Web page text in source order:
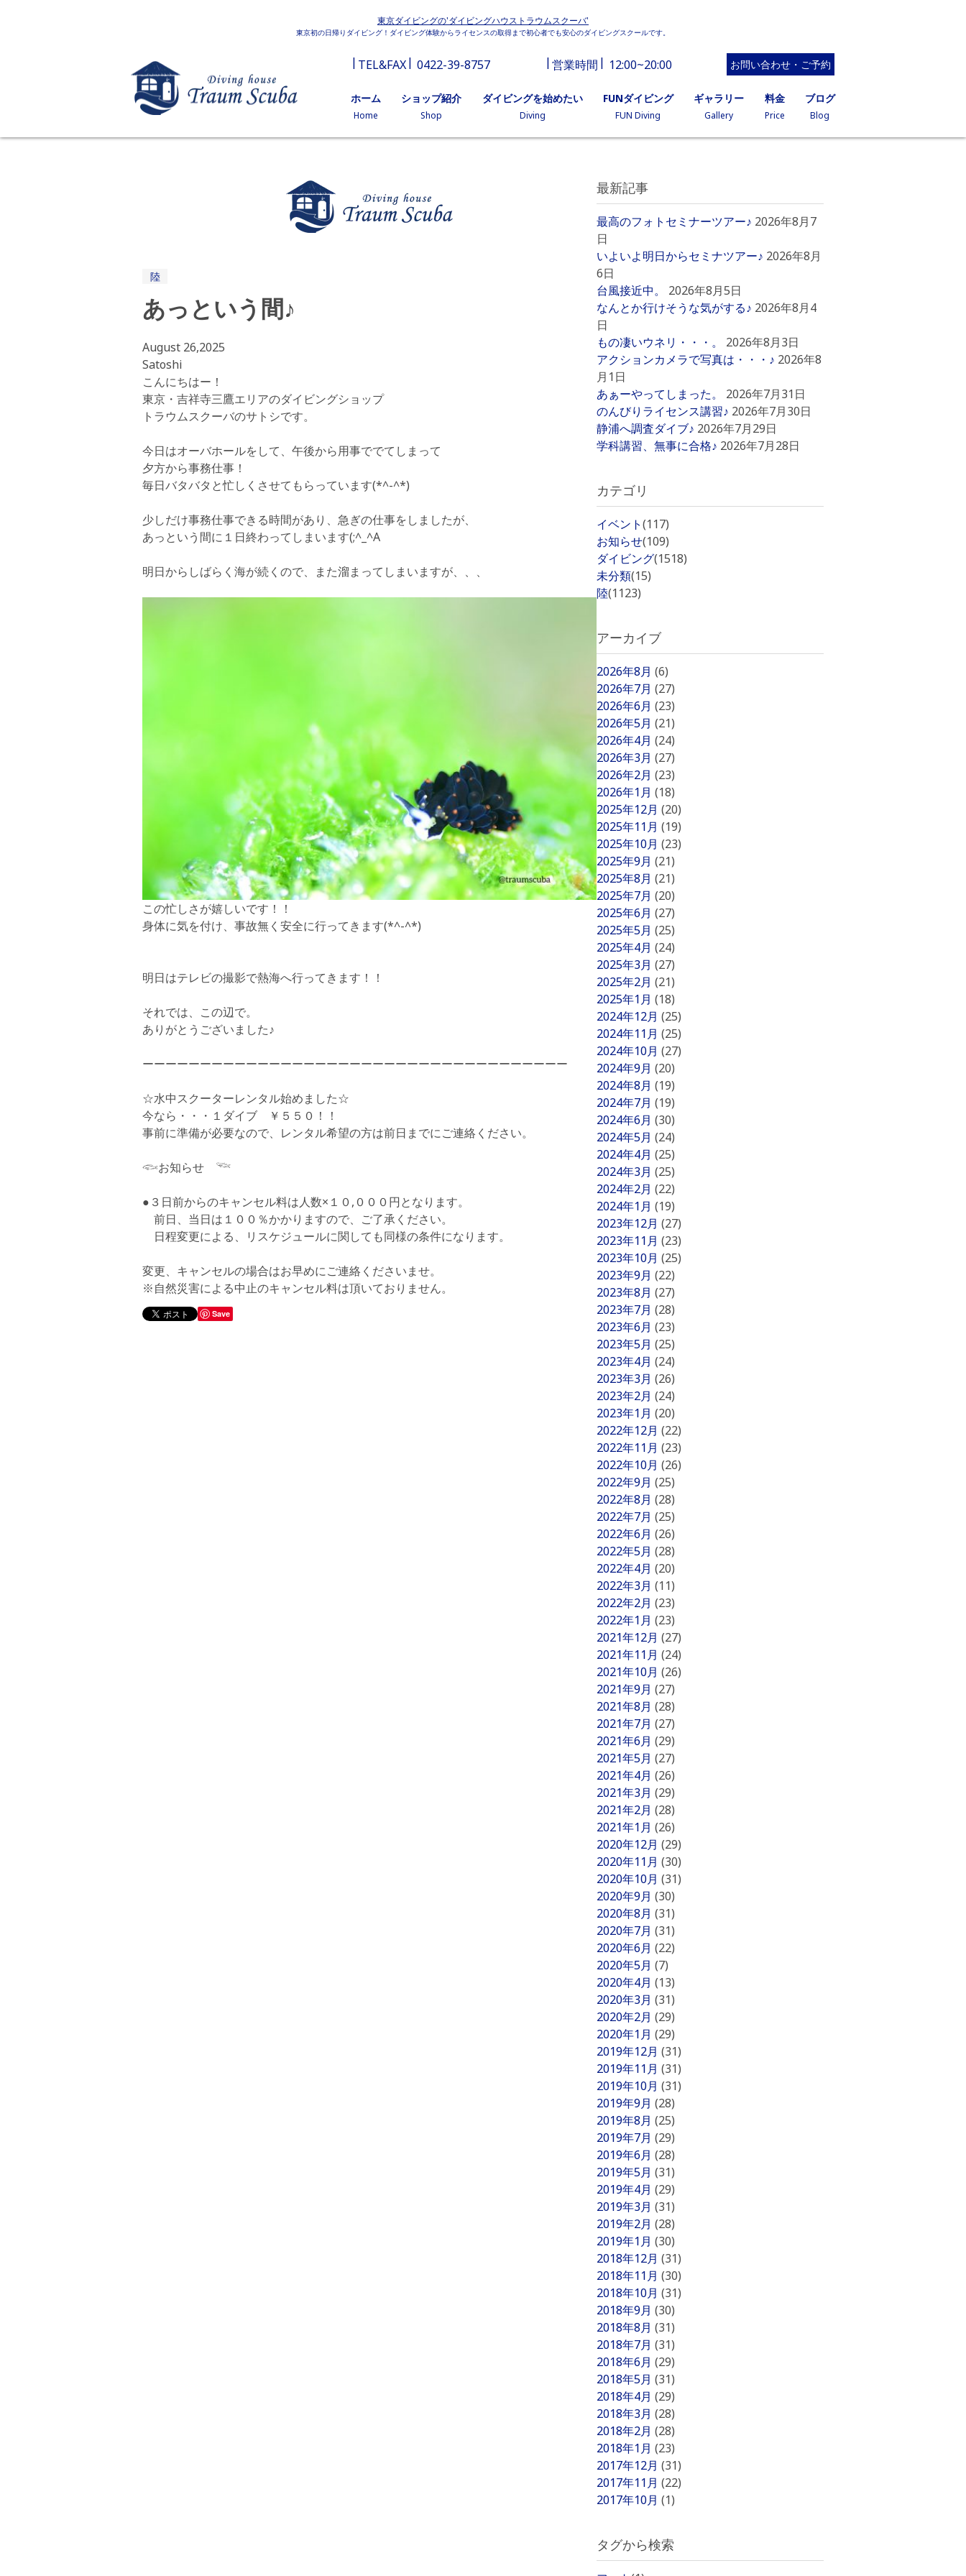
東京ダイビングの'ダイビングハウストラウムスクーバ'
東京初の日帰りダイビング！ダイビング体験からライセンスの取得まで初心者でも安心のダイビングスクールです。
TEL&FAX 0422-39-8757 営業時間 12:00~20:00 お問い合わせ・ご予約
ホーム
Home
ショップ紹介
Shop
ダイビングを始めたい
Diving
FUNダイビング
FUN Diving
ギャラリー
Gallery
料金
Price
ブログ
Blog
陸
あっという間♪
August 26,2025
Satoshi
こんにちはー！
東京・吉祥寺三鷹エリアのダイビングショップ
トラウムスクーバのサトシです。
今日はオーバホールをして、午後から用事ででてしまって
夕方から事務仕事！
毎日バタバタと忙しくさせてもらっています(*^-^*)
少しだけ事務仕事できる時間があり、急ぎの仕事をしましたが、
あっという間に１日終わってしまいます(;^_^A
明日からしばらく海が続くので、また溜まってしまいますが、、、
この忙しさが嬉しいです！！
身体に気を付け、事故無く安全に行ってきます(*^-^*)
明日はテレビの撮影で熱海へ行ってきます！！
それでは、この辺で。
ありがとうございました♪
ーーーーーーーーーーーーーーーーーーーーーーーーーーーーーーーーーーーーー
☆水中スクーターレンタル始めました☆
今なら・・・１ダイブ ￥５５０！！
事前に準備が必要なので、レンタル希望の方は前日までにご連絡ください。
𓆟お知らせ 𓆝
●３日前からのキャンセル料は人数×１０,０００円となります。
前日、当日は１００％かかりますので、ご了承ください。
日程変更による、リスケジュールに関しても同様の条件になります。
変更、キャンセルの場合はお早めにご連絡くださいませ。
※自然災害による中止のキャンセル料は頂いておりません。
Save
最新記事
最高のフォトセミナーツアー♪ 2026年8月7
日
いよいよ明日からセミナツアー♪ 2026年8月
6日
台風接近中。
2026年8月5日
なんとか行けそうな気がする♪ 2026年8月4
日
もの凄いウネリ・・・。
2026年8月3日
アクションカメラで写真は・・・♪ 2026年8
月1日
あぁーやってしまった。
2026年7月31日
のんびりライセンス講習♪ 2026年7月30日
静浦へ調査ダイブ♪ 2026年7月29日
学科講習、無事に合格♪ 2026年7月28日
カテゴリ
イベント(117)
お知らせ(109)
ダイビング(1518)
未分類(15)
陸(1123)
アーカイブ
2026年8月 (6)
2026年7月 (27)
2026年6月 (23)
2026年5月 (21)
2026年4月 (24)
2026年3月 (27)
2026年2月 (23)
2026年1月 (18)
2025年12月 (20)
2025年11月 (19)
2025年10月 (23)
2025年9月 (21)
2025年8月 (21)
2025年7月 (20)
2025年6月 (27)
2025年5月 (25)
2025年4月 (24)
2025年3月 (27)
2025年2月 (21)
2025年1月 (18)
2024年12月 (25)
2024年11月 (25)
2024年10月 (27)
2024年9月 (20)
2024年8月 (19)
2024年7月 (19)
2024年6月 (30)
2024年5月 (24)
2024年4月 (25)
2024年3月 (25)
2024年2月 (22)
2024年1月 (19)
2023年12月 (27)
2023年11月 (23)
2023年10月 (25)
2023年9月 (22)
2023年8月 (27)
2023年7月 (28)
2023年6月 (23)
2023年5月 (25)
2023年4月 (24)
2023年3月 (26)
2023年2月 (24)
2023年1月 (20)
2022年12月 (22)
2022年11月 (23)
2022年10月 (26)
2022年9月 (25)
2022年8月 (28)
2022年7月 (25)
2022年6月 (26)
2022年5月 (28)
2022年4月 (20)
2022年3月 (11)
2022年2月 (23)
2022年1月 (23)
2021年12月 (27)
2021年11月 (24)
2021年10月 (26)
2021年9月 (27)
2021年8月 (28)
2021年7月 (27)
2021年6月 (29)
2021年5月 (27)
2021年4月 (26)
2021年3月 (29)
2021年2月 (28)
2021年1月 (26)
2020年12月 (29)
2020年11月 (30)
2020年10月 (31)
2020年9月 (30)
2020年8月 (31)
2020年7月 (31)
2020年6月 (22)
2020年5月 (7)
2020年4月 (13)
2020年3月 (31)
2020年2月 (29)
2020年1月 (29)
2019年12月 (31)
2019年11月 (31)
2019年10月 (31)
2019年9月 (28)
2019年8月 (25)
2019年7月 (29)
2019年6月 (28)
2019年5月 (31)
2019年4月 (29)
2019年3月 (31)
2019年2月 (28)
2019年1月 (30)
2018年12月 (31)
2018年11月 (30)
2018年10月 (31)
2018年9月 (30)
2018年8月 (31)
2018年7月 (31)
2018年6月 (29)
2018年5月 (31)
2018年4月 (29)
2018年3月 (28)
2018年2月 (28)
2018年1月 (23)
2017年12月 (31)
2017年11月 (22)
2017年10月 (1)
タグから検索